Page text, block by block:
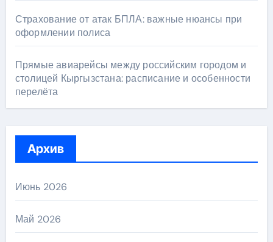
Страхование от атак БПЛА: важные нюансы при
оформлении полиса
Прямые авиарейсы между российским городом и
столицей Кыргызстана: расписание и особенности
перелёта
Архив
Июнь 2026
Май 2026